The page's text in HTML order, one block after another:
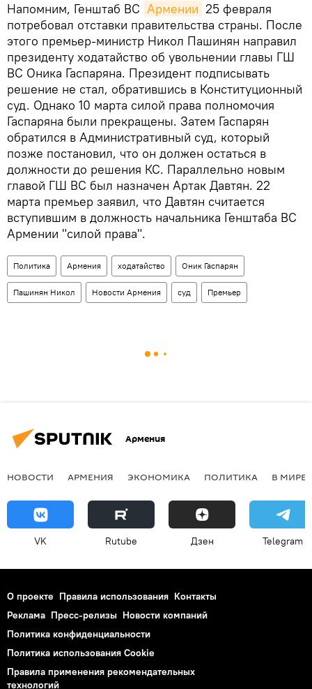
Напомним, Генштаб ВС Армении 25 февраля
потребовал отставки правительства страны. После
этого премьер-министр Никол Пашинян направил
президенту ходатайство об увольнении главы ГШ
ВС Оника Гаспаряна. Президент подписывать
решение не стал, обратившись в Конституционный
суд. Однако 10 марта силой права полномочия
Гаспаряна были прекращены. Затем Гаспарян
обратился в Административный суд, который
позже постановил, что он должен остаться в
должности до решения КС. Параллельно новым
главой ГШ ВС был назначен Артак Давтян. 22
марта премьер заявил, что Давтян считается
вступившим в должность начальника Генштаба ВС
Армении "силой права".
Политика Армения ходатайство Оник Гаспарян
Пашинян Никол Новости Армения суд Премьер
Армения
НОВОСТИ АРМЕНИЯ ЭКОНОМИКА ПОЛИТИКА В МИРЕ
VK Rutube Дзен Telegram
О проекте Правила использования Контакты
Реклама Пресс-релизы Новости компаний
Политика конфиденциальности
Политика использования Cookie
Правила применения рекомендательных
технологий